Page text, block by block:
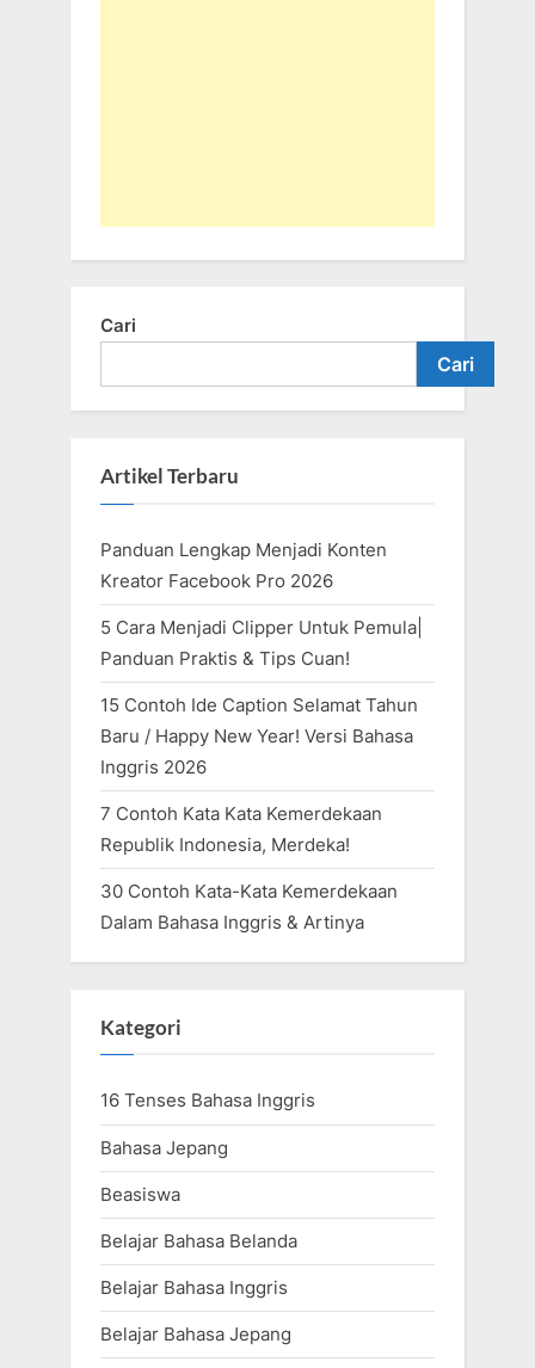
Cari
Cari
Artikel Terbaru
Panduan Lengkap Menjadi Konten
Kreator Facebook Pro 2026
5 Cara Menjadi Clipper Untuk Pemula|
Panduan Praktis & Tips Cuan!
15 Contoh Ide Caption Selamat Tahun
Baru / Happy New Year! Versi Bahasa
Inggris 2026
7 Contoh Kata Kata Kemerdekaan
Republik Indonesia, Merdeka!
30 Contoh Kata-Kata Kemerdekaan
Dalam Bahasa Inggris & Artinya
Kategori
16 Tenses Bahasa Inggris
Bahasa Jepang
Beasiswa
Belajar Bahasa Belanda
Belajar Bahasa Inggris
Belajar Bahasa Jepang